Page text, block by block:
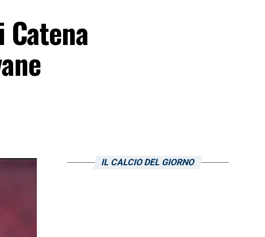
IL CALCIO DEL GIORNO